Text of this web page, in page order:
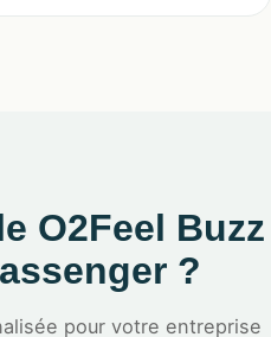
O2Feel Buzz
?
pour votre entreprise